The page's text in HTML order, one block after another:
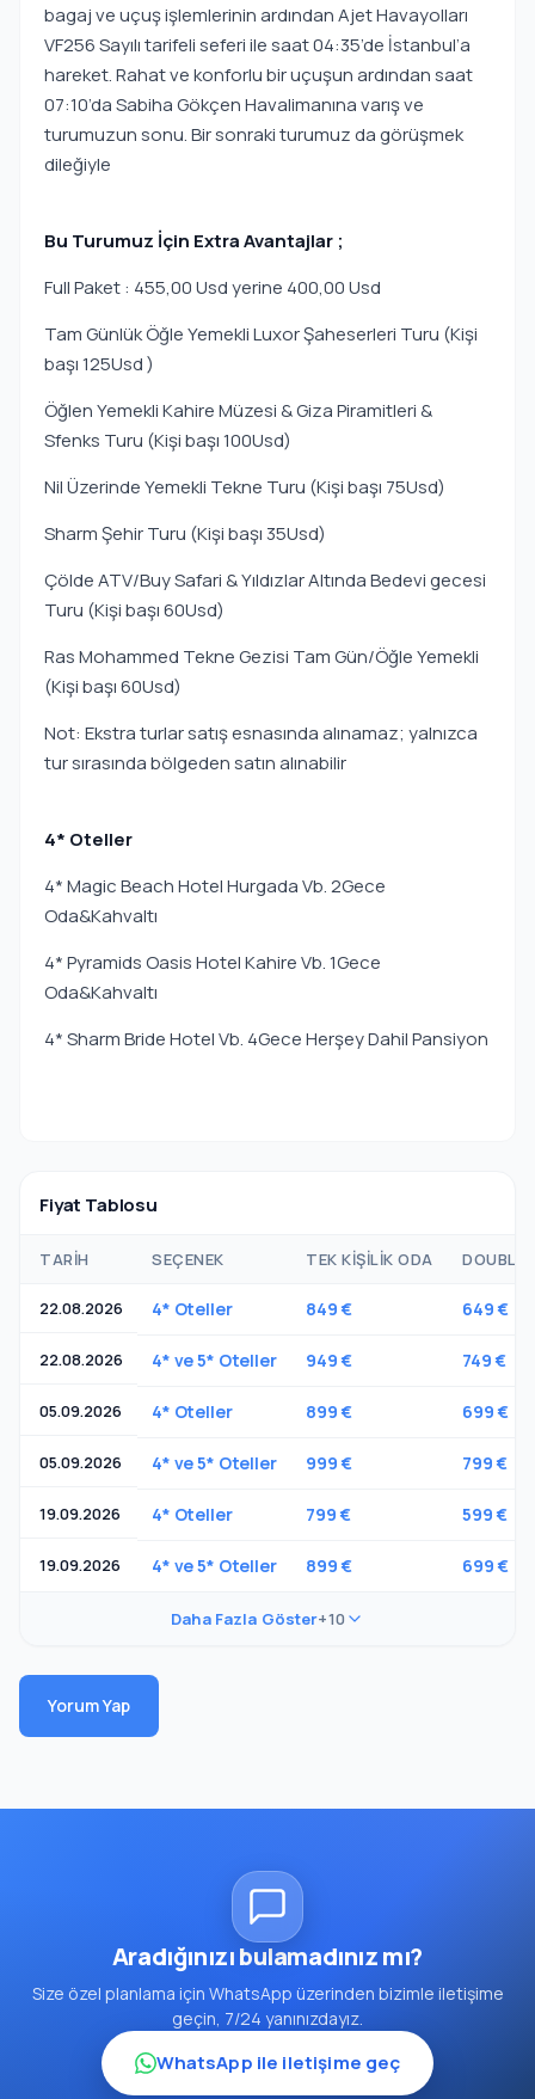
bagaj ve uçuş işlemlerinin ardından Ajet Havayolları
VF256 Sayılı tarifeli seferi ile saat 04:35’de İstanbul’a
hareket. Rahat ve konforlu bir uçuşun ardından saat
07:10’da Sabiha Gökçen Havalimanına varış ve
turumuzun sonu. Bir sonraki turumuz da görüşmek
dileğiyle
Bu Turumuz İçin Extra Avantajlar ;
Full Paket : 455,00 Usd yerine 400,00 Usd
Tam Günlük Öğle Yemekli Luxor Şaheserleri Turu (Kişi
başı 125Usd )
Öğlen Yemekli Kahire Müzesi & Giza Piramitleri &
Sfenks Turu (Kişi başı 100Usd)
Nil Üzerinde Yemekli Tekne Turu (Kişi başı 75Usd)
Sharm Şehir Turu (Kişi başı 35Usd)
Çölde ATV/Buy Safari & Yıldızlar Altında Bedevi gecesi
Turu (Kişi başı 60Usd)
Ras Mohammed Tekne Gezisi Tam Gün/Öğle Yemekli
(Kişi başı 60Usd)
Not: Ekstra turlar satış esnasında alınamaz; yalnızca
tur sırasında bölgeden satın alınabilir
4* Oteller
4* Magic Beach Hotel Hurgada Vb. 2Gece
Oda&Kahvaltı
4* Pyramids Oasis Hotel Kahire Vb. 1Gece
Oda&Kahvaltı
4* Sharm Bride Hotel Vb. 4Gece Herşey Dahil Pansiyon
Fiyat Tablosu
TARIH SEÇENEK TEK KIŞILIK ODA DOUBLE
22.08.2026 4* Oteller 849 € 649 €
22.08.2026 4* ve 5* Oteller 949 € 749 €
05.09.2026 4* Oteller 899 € 699 €
05.09.2026 4* ve 5* Oteller 999 € 799 €
19.09.2026 4* Oteller 799 € 599 €
19.09.2026 4* ve 5* Oteller 899 € 699 €
Daha Fazla Göster+10
Yorum Yap
Aradığınızı bulamadınız mı?
Size özel planlama için WhatsApp üzerinden bizimle iletişime
geçin, 7/24 yanınızdayız.
WhatsApp ile iletişime geç